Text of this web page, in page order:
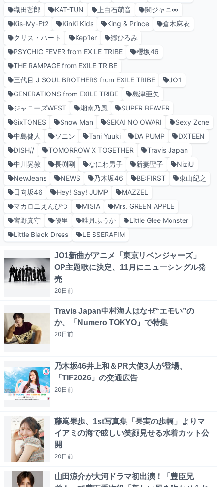
織田哲郎
KAT-TUN 上白石萌音
関ジャニ∞
Kis-My-Ft2
KinKi Kids King & Prince
倉木麻衣
クリス・ハート
Kep1er
郷ひろみ
PSYCHIC FEVER from EXILE TRIBE
櫻坂46
THE RAMPAGE from EXILE TRIBE
三代目 J SOUL BROTHERS from EXILE TRIBE
JO1
GENERATIONS from EXILE TRIBE
島津亜矢
ジャニーズWEST
湘南乃風
SUPER BEAVER
SixTONES
Snow Man SEKAI NO OWARI
Sexy Zone
中島健人
ソニン Tani Yuuki DA PUMP
DXTEEN
DISH//
TOMORROW X TOGETHER
Travis Japan
中川晃教
長渕剛 なにわ男子 新妻聖子
NiziU
NewJeans
NEWS 乃木坂46 BE:FIRST
東山紀之
日向坂46
Hey! Say! JUMP
MAZZEL
マカロニえんぴつ
MISIA
Mrs. GREEN APPLE
宮野真守
優里 唯月ふうか
Little Glee Monster
Little Black Dress
LE SSERAFIM
JO1新曲がアニメ「東京リベンジャーズ」
OP主題歌に決定、11月にニューシングル発
売
20日前
Travis Japan中村海人はなぜ“エモい”の
か、「Numero TOKYO」で特集
20日前
乃木坂46井上和＆PR大使3人が登場、
「TIF2026」の交通広告
20日前
藤嶌果歩、1st写真集「果実の歩幅」よりマ
イアミの海で眩しい笑顔見せる水着カット公
開
20日前
山田涼介が大河ドラマ初出演！「豊臣兄